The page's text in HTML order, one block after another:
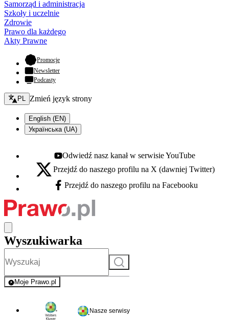
Samorząd i administracja
Szkoły i uczelnie
Zdrowie
Prawo dla każdego
Akty Prawne
Promocje- otwiera się w nowej karcie
Newsletter
Podcasty
Zmień język - bieżący:
PL Zmień język strony
English (EN)
Українська (UA)
Youtube - otwiera się w nowej karcie
Odwiedź nasz kanał w serwisie YouTube
X - otwiera się w nowej karcie
Przejdź do naszego profilu na X (dawniej Twitter)
Facebook - otwiera się w nowej karcie
Przejdź do naszego profilu na Facebooku
Wyszukiwarka
Szukaj
Moje Prawo.pl
- rejestracja i logowanie do serwisu
Nasze serwisy